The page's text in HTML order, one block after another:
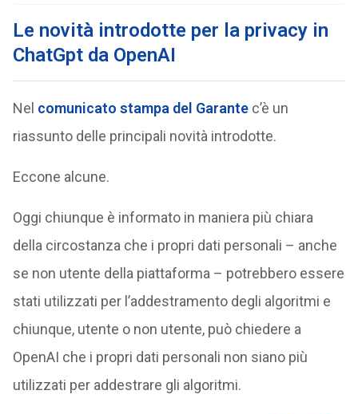
Le novità introdotte per la privacy in
ChatGpt da OpenAI
Nel comunicato stampa del Garantec’è un
riassunto delle principali novità introdotte.
Eccone alcune.
Oggi chiunque è informato in maniera più chiara
della circostanza che i propri dati personali – anche
se non utente della piattaforma – potrebbero essere
stati utilizzati per l’addestramento degli algoritmi e
chiunque, utente o non utente, può chiedere a
OpenAI che i propri dati personali non siano più
utilizzati per addestrare gli algoritmi.